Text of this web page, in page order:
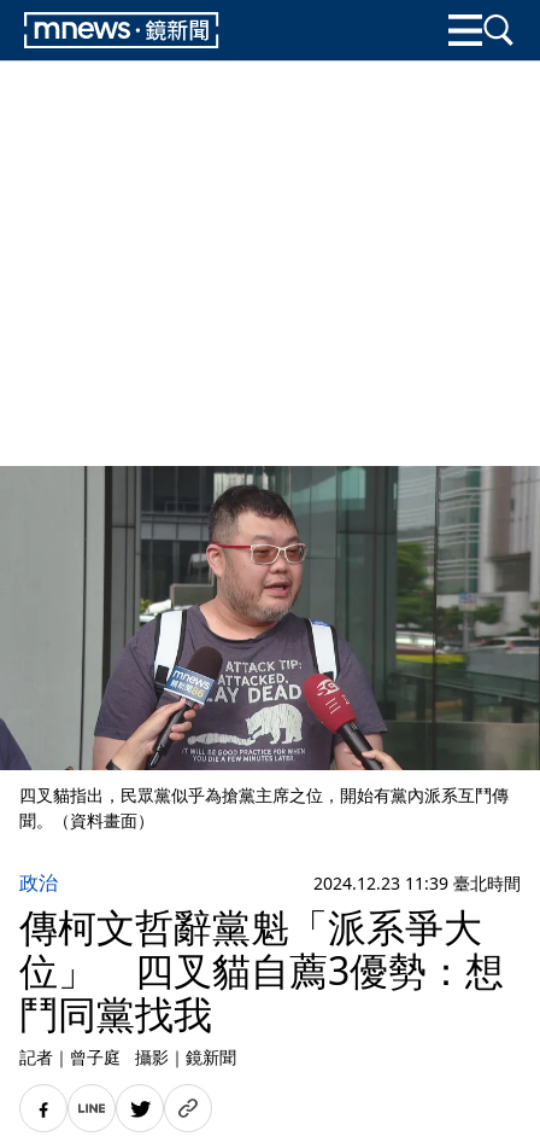
四叉貓指出，民眾黨似乎為搶黨主席之位，開始有黨內派系互鬥傳
聞。（資料畫面）
政治 2024.12.23 11:39 臺北時間
傳柯文哲辭黨魁「派系爭大
位」 四叉貓自薦3優勢：想
鬥同黨找我
記者 ｜ 曾子庭 攝影 ｜ 鏡新聞